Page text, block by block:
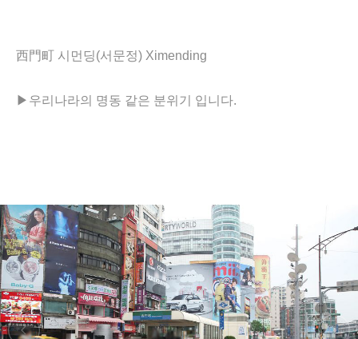
西門町 시먼딩(서문정) Ximending
▶ 우리나라의 명동 같은 분위기 입니다.